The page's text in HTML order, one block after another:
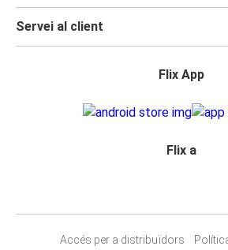
Servei al client
Flix App
Flix a
Accés per a distribuïdors